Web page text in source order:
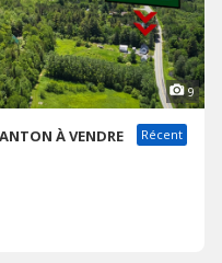
9
À VENDRE Récent